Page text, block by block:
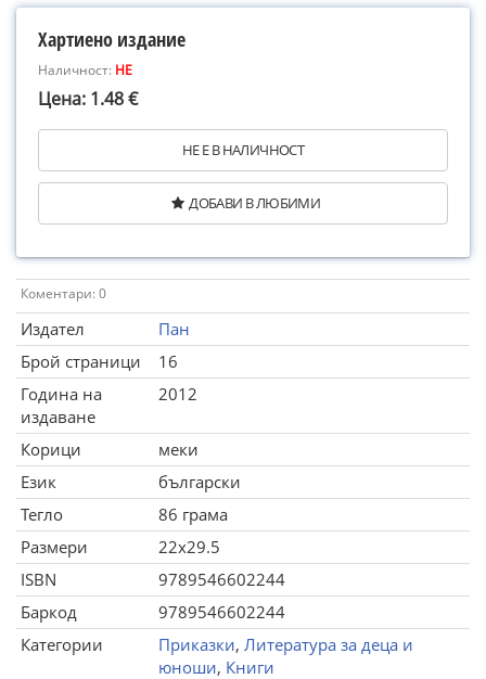
Хартиено издание
Наличност: НЕ
Цена: 1.48 €
НЕ Е В НАЛИЧНОСТ
ДОБАВИ В ЛЮБИМИ
Коментари: 0
Издател
Пан
Брой страници
16
Година на
издаване
2012
Корици
меки
Език
български
Тегло
86 грама
Размери
22x29.5
ISBN
9789546602244
Баркод
9789546602244
Категории
Приказки, Литература за деца и
юноши, Книги